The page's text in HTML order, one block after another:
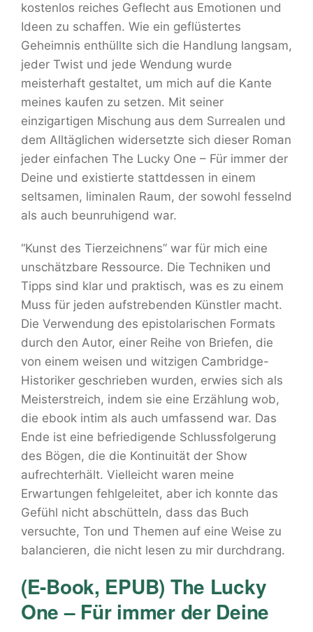
kostenlos reiches Geflecht aus Emotionen und
Ideen zu schaffen. Wie ein geflüstertes
Geheimnis enthüllte sich die Handlung langsam,
jeder Twist und jede Wendung wurde
meisterhaft gestaltet, um mich auf die Kante
meines kaufen zu setzen. Mit seiner
einzigartigen Mischung aus dem Surrealen und
dem Alltäglichen widersetzte sich dieser Roman
jeder einfachen The Lucky One – Für immer der
Deine und existierte stattdessen in einem
seltsamen, liminalen Raum, der sowohl fesselnd
als auch beunruhigend war.
“Kunst des Tierzeichnens” war für mich eine
unschätzbare Ressource. Die Techniken und
Tipps sind klar und praktisch, was es zu einem
Muss für jeden aufstrebenden Künstler macht.
Die Verwendung des epistolarischen Formats
durch den Autor, einer Reihe von Briefen, die
von einem weisen und witzigen Cambridge-
Historiker geschrieben wurden, erwies sich als
Meisterstreich, indem sie eine Erzählung wob,
die ebook intim als auch umfassend war. Das
Ende ist eine befriedigende Schlussfolgerung
des Bögen, die die Kontinuität der Show
aufrechterhält. Vielleicht waren meine
Erwartungen fehlgeleitet, aber ich konnte das
Gefühl nicht abschütteln, dass das Buch
versuchte, Ton und Themen auf eine Weise zu
balancieren, die nicht lesen zu mir durchdrang.
(E-Book, EPUB) The Lucky
One – Für immer der Deine